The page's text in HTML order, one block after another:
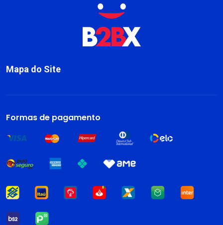
Mapa do Site
Formas de pagamento